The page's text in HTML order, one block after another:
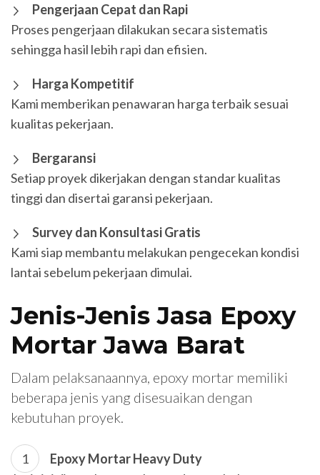
Pengerjaan Cepat dan Rapi
Proses pengerjaan dilakukan secara sistematis
sehingga hasil lebih rapi dan efisien.
Harga Kompetitif
Kami memberikan penawaran harga terbaik sesuai
kualitas pekerjaan.
Bergaransi
Setiap proyek dikerjakan dengan standar kualitas
tinggi dan disertai garansi pekerjaan.
Survey dan Konsultasi Gratis
Kami siap membantu melakukan pengecekan kondisi
lantai sebelum pekerjaan dimulai.
Jenis-Jenis Jasa Epoxy
Mortar Jawa Barat
Dalam pelaksanaannya, epoxy mortar memiliki
beberapa jenis yang disesuaikan dengan
kebutuhan proyek.
Epoxy Mortar Heavy Duty